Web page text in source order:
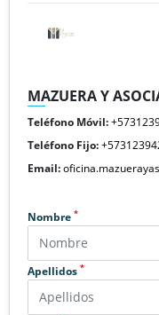
MAZUERA Y
Teléfono Móvil:
Teléfono Fijo:
Email:
Nombre *
Apellidos *